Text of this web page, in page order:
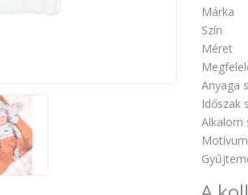
Márka
Szín
Méret
Anyaga
Időszak
Alkalom
Motívum